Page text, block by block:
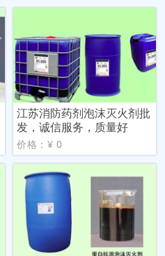
江苏消防药剂泡沫灭火剂批
发，诚信服务，质量好
价格：¥ 0